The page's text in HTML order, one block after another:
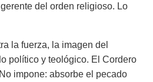
del orden religioso. Lo
la fuerza, la imagen del
político y teológico. El Cordero
impone: absorbe el pecado